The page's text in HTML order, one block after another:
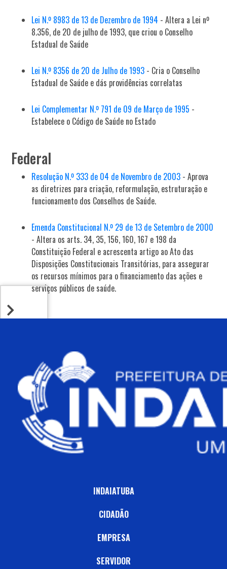
Lei N.º 8983 de 13 de Dezembro de 1994 - Altera a Lei nº
8.356, de 20 de julho de 1993, que criou o Conselho
Estadual de Saúde
Lei N.º 8356 de 20 de Julho de 1993 - Cria o Conselho
Estadual de Saúde e dás providências correlatas
Lei Complementar N.º 791 de 09 de Março de 1995 -
Estabelece o Código de Saúde no Estado
Federal
Resolução N.º 333 de 04 de Novembro de 2003 - Aprova
as diretrizes para criação, reformulação, estruturação e
funcionamento dos Conselhos de Saúde.
Emenda Constitucional N.º 29 de 13 de Setembro de 2000
- Altera os arts. 34, 35, 156, 160, 167 e 198 da
Constituição Federal e acrescenta artigo ao Ato das
Disposições Constitucionais Transitórias, para assegurar
os recursos mínimos para o financiamento das ações e
serviços públicos de saúde.
INDAIATUBA
CIDADÃO
EMPRESA
SERVIDOR